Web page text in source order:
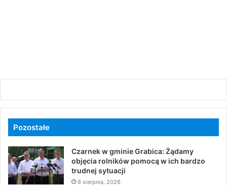
Pozostałe
Czarnek w gminie Grabica: Żądamy
objęcia rolników pomocą w ich bardzo
trudnej sytuacji
8 sierpnia, 2026